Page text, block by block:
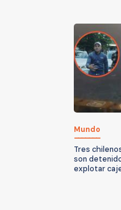
Mundo
Tres
son
explotar